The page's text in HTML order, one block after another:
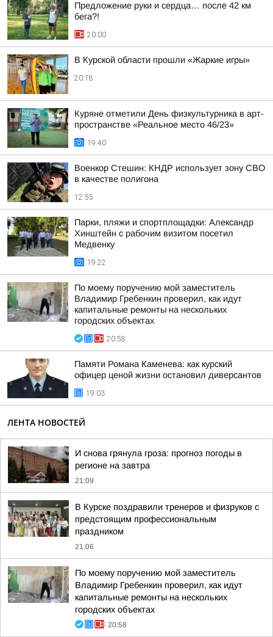
Предложение руки и сердца… после 42 км
бега?!
20:00
В Курской области прошли «Жаркие игры»
20:18
Куряне отметили День физкультурника в арт-
пространстве «Реальное место 46/23»
19:40
Военкор Стешин: КНДР использует зону СВО
в качестве полигона
12:55
Парки, пляжи и спортплощадки: Александр
Хинштейн с рабочим визитом посетил
Медвенку
19:22
По моему поручению мой заместитель
Владимир Гребенкин проверил, как идут
капитальные ремонты на нескольких
городских объектах
20:58
Памяти Романа Каменева: как курский
офицер ценой жизни остановил диверсантов
19:03
ЛЕНТА НОВОСТЕЙ
И снова грянула гроза: прогноз погоды в
регионе на завтра
21:09
В Курске поздравили тренеров и физруков с
предстоящим профессиональным
праздником
21:06
По моему поручению мой заместитель
Владимир Гребенкин проверил, как идут
капитальные ремонты на нескольких
городских объектах
20:58